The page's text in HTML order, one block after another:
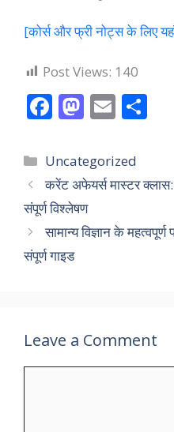
[कोर्स और फ्री नोट्स के लिए
Post Views: 140
F
e
b
o
o
k
M
to
d
o
n
E
ai
l e
Categories
Uncategorized
करेंट अफेयर्स मास्टर
संपूर्ण विश्लेषण
सामान्य विज्ञान के
संपूर्ण गाइड
Leave a Comment